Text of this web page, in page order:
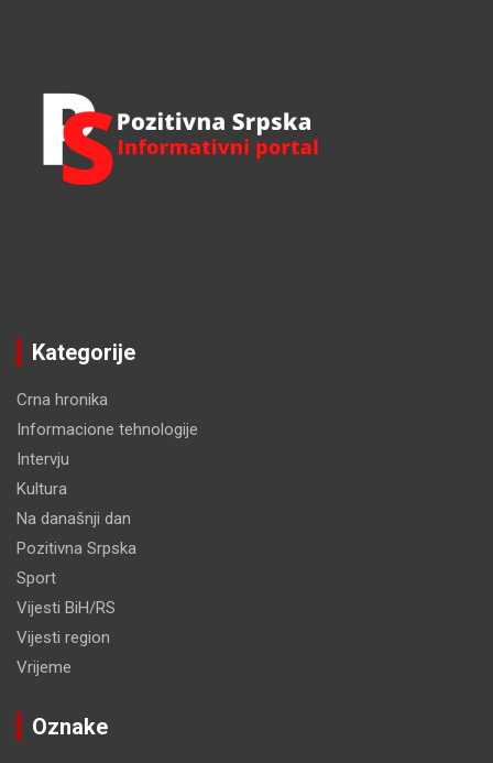
Kategorije
Crna hronika
Informacione tehnologije
Intervju
Kultura
Na današnji dan
Pozitivna Srpska
Sport
Vijesti BiH/RS
Vijesti region
Vrijeme
Oznake